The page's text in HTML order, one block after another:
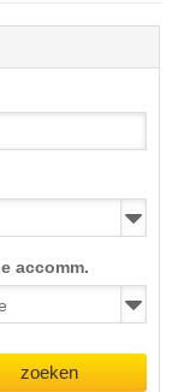
accomm.
zoeken